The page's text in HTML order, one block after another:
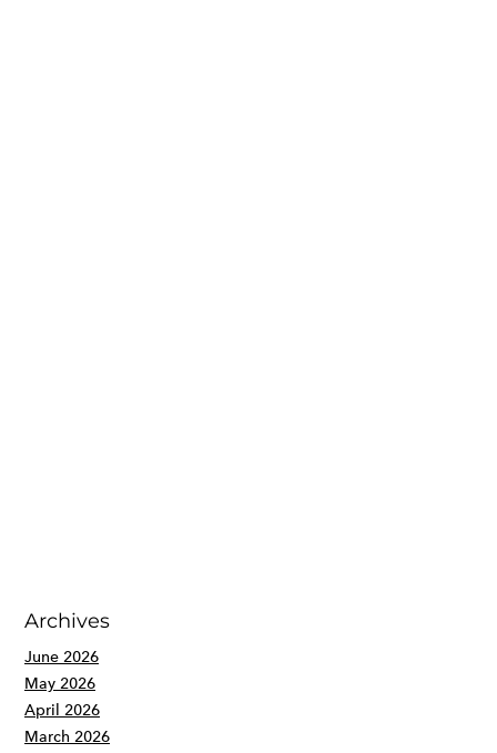
Archives
June 2026
May 2026
April 2026
March 2026